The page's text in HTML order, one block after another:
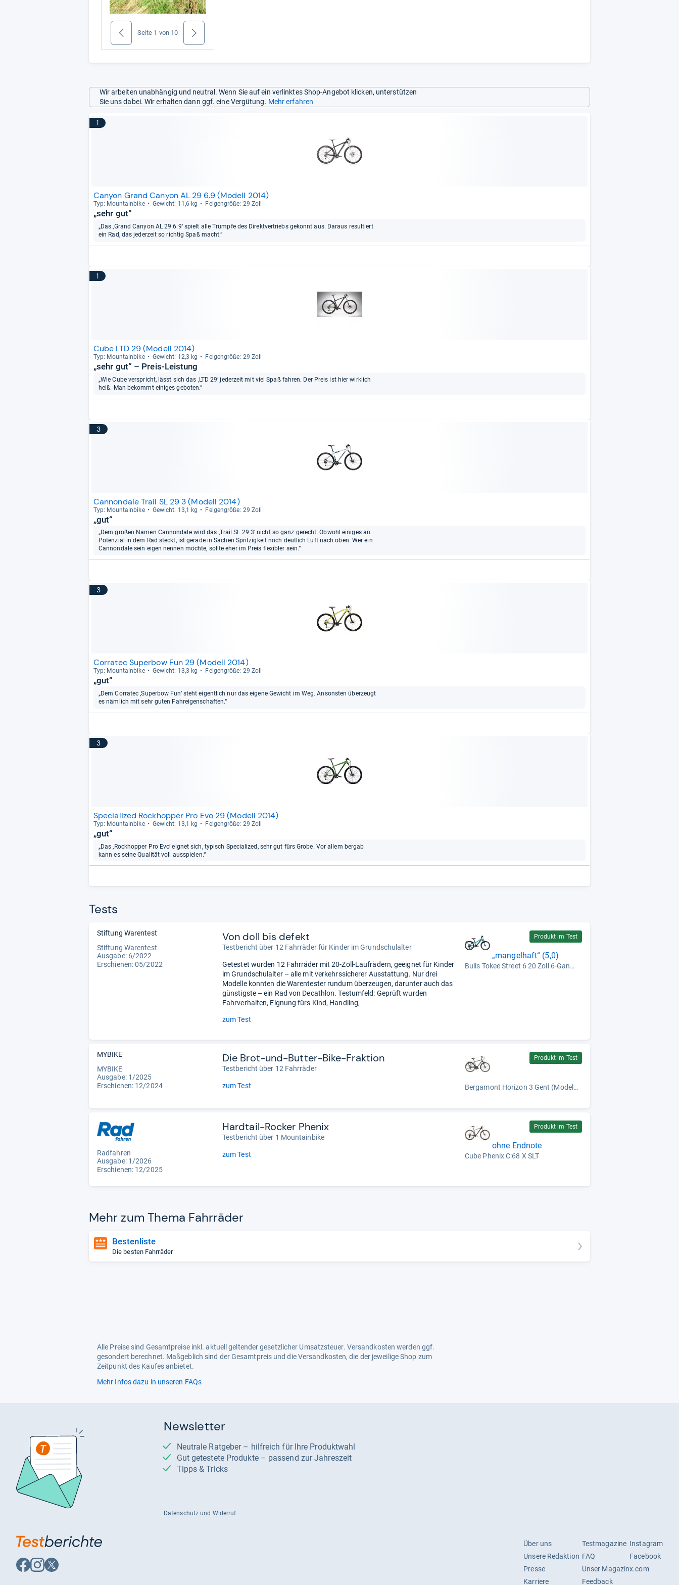
zurück Seite 1 von10 weiter
Wir arbeiten unabhängig und neutral. Wenn Sie auf ein verlinktes Shop-Angebot klicken, unterstützen
Sie uns dabei. Wir erhalten dann ggf. eine Vergütung. Mehr erfahren
1
Canyon Grand Canyon AL 29 6.9 (Modell 2014)
Typ: Moun­tain­bike Gewicht: 11,6 kg Fel­gen­größe: 29 Zoll
„sehr gut“
„Das ‚Grand Canyon AL 29 6.9‘ spielt alle Trümpfe des Direktvertriebs gekonnt aus. Daraus resultiert
ein Rad, das jederzeit so richtig Spaß macht.“
1
Cube LTD 29 (Modell 2014)
Typ: Moun­tain­bike Gewicht: 12,3 kg Fel­gen­größe: 29 Zoll
„sehr gut“ – Preis-Leistung
„Wie Cube verspricht, lässt sich das ‚LTD 29‘ jederzeit mit viel Spaß fahren. Der Preis ist hier wirklich
heiß. Man bekommt einiges geboten.“
3
Cannondale Trail SL 29 3 (Modell 2014)
Typ: Moun­tain­bike Gewicht: 13,1 kg Fel­gen­größe: 29 Zoll
„gut“
„Dem großen Namen Cannondale wird das ‚Trail SL 29 3‘ nicht so ganz gerecht. Obwohl einiges an
Potenzial in dem Rad steckt, ist gerade in Sachen Spritzigkeit noch deutlich Luft nach oben. Wer ein
Cannondale sein eigen nennen möchte, sollte eher im Preis flexibler sein.“
3
Corratec Superbow Fun 29 (Modell 2014)
Typ: Moun­tain­bike Gewicht: 13,3 kg Fel­gen­größe: 29 Zoll
„gut“
„Dem Corratec ‚Superbow Fun‘ steht eigentlich nur das eigene Gewicht im Weg. Ansonsten überzeugt
es nämlich mit sehr guten Fahreigenschaften.“
3
Specialized Rockhopper Pro Evo 29 (Modell 2014)
Typ: Moun­tain­bike Gewicht: 13,1 kg Fel­gen­größe: 29 Zoll
„gut“
„Das ‚Rockhopper Pro Evo‘ eignet sich, typisch Specialized, sehr gut fürs Grobe. Vor allem bergab
kann es seine Qualität voll ausspielen.“
Tests
Stiftung Warentest
Stiftung Warentest
Ausgabe: 6/2022
Erschienen: 05/2022
Von doll bis defekt
Testbericht über 12 Fahrräder für Kinder im Grundschulalter
Getestet wurden 12 Fahrräder mit 20-Zoll-Laufrädern, geeignet für Kinder
im Grundschulalter – alle mit verkehrssicherer Ausstattung. Nur drei
Modelle konnten die Warentester rundum überzeugen, darunter auch das
günstigste – ein Rad von Decathlon. Testumfeld: Geprüft wurden
Fahrverhalten, Eignung fürs Kind, Handling,
zum Test
Produkt im Test
„mangelhaft“ (5,0)
Bulls Tokee Street 6 20 Zoll 6-Gang (Modell 2022)
MYBIKE
MYBIKE
Ausgabe: 1/2025
Erschienen: 12/2024
Die Brot-und-Butter-Bike-Fraktion
Testbericht über 12 Fahrräder
zum Test
Produkt im Test
Bergamont Horizon 3 Gent (Modell 2025)
Radfahren
Ausgabe: 1/2026
Erschienen: 12/2025
Hardtail-Rocker Phenix
Testbericht über 1 Mountainbike
zum Test
Produkt im Test
ohne Endnote
Cube Phenix C:68 X SLT
Mehr zum Thema Fahr­rä­der
Bestenliste
Die besten Fahrräder
Alle Preise sind Gesamtpreise inkl. aktuell geltender gesetzlicher Umsatzsteuer. Versandkosten werden ggf.
gesondert berechnet. Maßgeblich sind der Gesamtpreis und die Versandkosten, die der jeweilige Shop zum
Zeitpunkt des Kaufes anbietet.
Mehr Infos dazu in unseren FAQs
Newsletter
Neutrale Ratgeber – hilfreich für Ihre Produktwahl
Gut getestete Produkte – passend zur Jahreszeit
Tipps & Tricks
Datenschutz und Widerruf
Auf
Facebook
Auf
Instagram
Auf
X
Über uns
Unsere Redaktion
Presse
Karriere
Testmagazine
FAQ
Unser Magazin
Feedback
Instagram
Facebook
x.com